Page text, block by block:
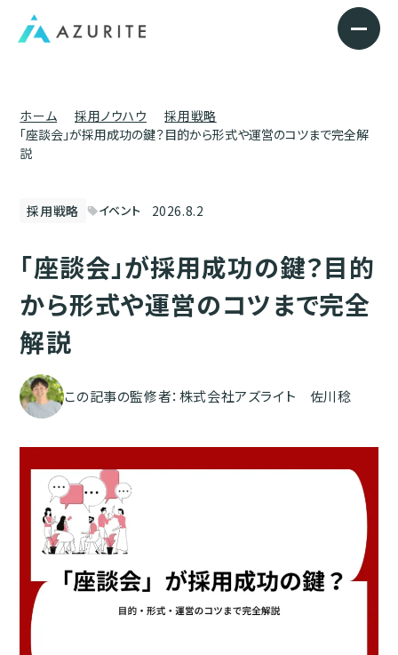
ホーム 採用ノウハウ
採用戦略
「座談会」が採用成功の鍵？目的から形式や運営のコツまで完全解
説
採用戦略 sellイベント 2026.8.2
「座談会」が採用成功の鍵？目的
から形式や運営のコツまで完全
解説
この記事の監修者：株式会社アズライト 佐川稔